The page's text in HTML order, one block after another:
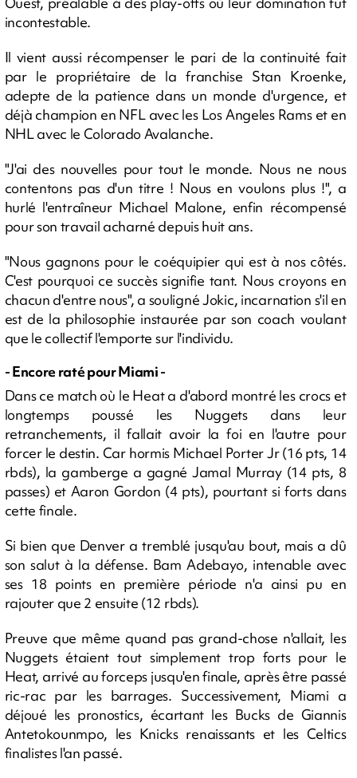
incontestable.
Il vient aussi récompenser le pari de la continuité fait
par le propriétaire de la franchise Stan Kroenke,
adepte de la patience dans un monde d'urgence, et
déjà champion en NFL avec les Los Angeles Rams et en
NHL avec le Colorado Avalanche.
"J'ai des nouvelles pour tout le monde. Nous ne nous
contentons pas d'un titre ! Nous en voulons plus !", a
hurlé l'entraîneur Michael Malone, enfin récompensé
pour son travail acharné depuis huit ans.
"Nous gagnons pour le coéquipier qui est à nos côtés.
C'est pourquoi ce succès signifie tant. Nous croyons en
chacun d'entre nous", a souligné Jokic, incarnation s'il en
est de la philosophie instaurée par son coach voulant
que le collectif l'emporte sur l'individu.
- Encore raté pour Miami -
Dans ce match où le Heat a d'abord montré les crocs et
longtemps poussé les Nuggets dans leur
retranchements, il fallait avoir la foi en l'autre pour
forcer le destin. Car hormis Michael Porter Jr (16 pts, 14
rbds), la gamberge a gagné Jamal Murray (14 pts, 8
passes) et Aaron Gordon (4 pts), pourtant si forts dans
cette finale.
Si bien que Denver a tremblé jusqu'au bout, mais a dû
son salut à la défense. Bam Adebayo, intenable avec
ses 18 points en première période n'a ainsi pu en
rajouter que 2 ensuite (12 rbds).
Preuve que même quand pas grand-chose n'allait, les
Nuggets étaient tout simplement trop forts pour le
Heat, arrivé au forceps jusqu'en finale, après être passé
ric-rac par les barrages. Successivement, Miami a
déjoué les pronostics, écartant les Bucks de Giannis
Antetokounmpo, les Knicks renaissants et les Celtics
finalistes l'an passé.